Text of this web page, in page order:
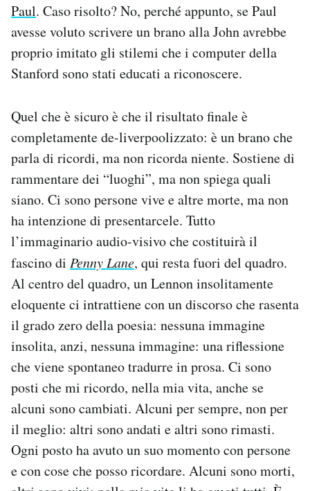
Paul. Caso risolto? No, perché appunto, se Paul
avesse voluto scrivere un brano alla John avrebbe
proprio imitato gli stilemi che i computer della
Stanford sono stati educati a riconoscere.
Quel che è sicuro è che il risultato finale è
completamente de-liverpoolizzato: è un brano che
parla di ricordi, ma non ricorda niente. Sostiene di
rammentare dei “luoghi”, ma non spiega quali
siano. Ci sono persone vive e altre morte, ma non
ha intenzione di presentarcele. Tutto
l’immaginario audio-visivo che costituirà il
fascino di Penny Lane, qui resta fuori del quadro.
Al centro del quadro, un Lennon insolitamente
eloquente ci intrattiene con un discorso che rasenta
il grado zero della poesia: nessuna immagine
insolita, anzi, nessuna immagine: una riflessione
che viene spontaneo tradurre in prosa. Ci sono
posti che mi ricordo, nella mia vita, anche se
alcuni sono cambiati. Alcuni per sempre, non per
il meglio: altri sono andati e altri sono rimasti.
Ogni posto ha avuto un suo momento con persone
e con cose che posso ricordare. Alcuni sono morti,